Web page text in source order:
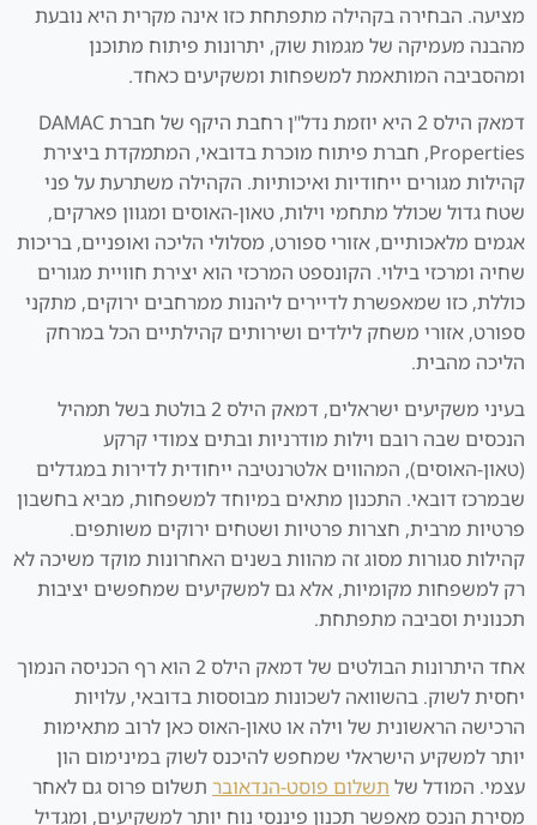
מציעה. הבחירה בקהילה מתפתחת כזו אינה מקרית היא נובעת
מהבנה מעמיקה של מגמות שוק, יתרונות פיתוח מתוכנן
ומהסביבה המותאמת למשפחות ומשקיעים כאחד.
דמאק הילס 2 היא יוזמת נדל"ן רחבת היקף של חברת DAMAC
Properties, חברת פיתוח מוכרת בדובאי, המתמקדת ביצירת
קהילות מגורים ייחודיות ואיכותיות. הקהילה משתרעת על פני
שטח גדול שכולל מתחמי וילות, טאון-האוסים ומגוון פארקים,
אגמים מלאכותיים, אזורי ספורט, מסלולי הליכה ואופניים, בריכות
שחיה ומרכזי בילוי. הקונספט המרכזי הוא יצירת חוויית מגורים
כוללת, כזו שמאפשרת לדיירים ליהנות ממרחבים ירוקים, מתקני
ספורט, אזורי משחק לילדים ושירותים קהילתיים הכל במרחק
הליכה מהבית.
בעיני משקיעים ישראלים, דמאק הילס 2 בולטת בשל תמהיל
הנכסים שבה רובם וילות מודרניות ובתים צמודי קרקע
(טאון-האוסים), המהווים אלטרנטיבה ייחודית לדירות במגדלים
שבמרכז דובאי. התכנון מתאים במיוחד למשפחות, מביא בחשבון
פרטיות מרבית, חצרות פרטיות ושטחים ירוקים משותפים.
קהילות סגורות מסוג זה מהוות בשנים האחרונות מוקד משיכה לא
רק למשפחות מקומיות, אלא גם למשקיעים שמחפשים יציבות
תכנונית וסביבה מתפתחת.
אחד היתרונות הבולטים של דמאק הילס 2 הוא רף הכניסה הנמוך
יחסית לשוק. בהשוואה לשכונות מבוססות בדובאי, עלויות
הרכישה הראשונית של וילה או טאון-האוס כאן לרוב מתאימות
יותר למשקיע הישראלי שמחפש להיכנס לשוק במינימום הון
עצמי. המודל של תשלום פוסט-הנדאובר תשלום פרוס גם לאחר
מסירת הנכס מאפשר תכנון פיננסי נוח יותר למשקיעים, ומגדיל